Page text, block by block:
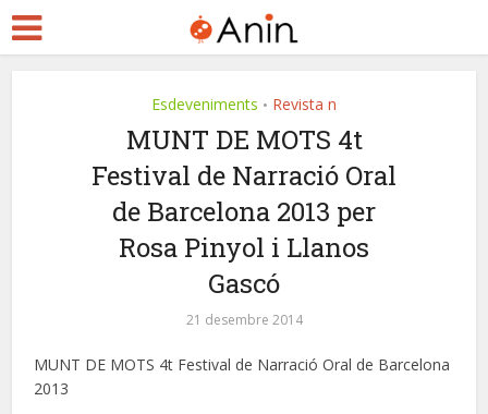
Esdeveniments • Revista n
MUNT DE MOTS 4t
Festival de Narració Oral
de Barcelona 2013 per
Rosa Pinyol i Llanos
Gascó
21 desembre 2014
MUNT DE MOTS 4t Festival de Narració Oral de Barcelona
2013